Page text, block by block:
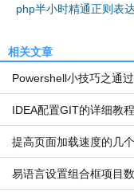
php半小时精通正则表
相关文章
Powershell小技巧之通
脑开机和关机时间
IDEA配置GIT的详细教程
提高页面加载速度的几
易语言设置组合框项目